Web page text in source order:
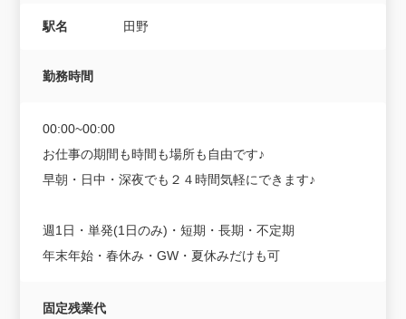
駅名 田野
勤務時間
00:00~00:00
お仕事の期間も時間も場所も自由です♪
早朝・日中・深夜でも２４時間気軽にできます♪
週1日・単発(1日のみ)・短期・長期・不定期
年末年始・春休み・GW・夏休みだけも可
固定残業代